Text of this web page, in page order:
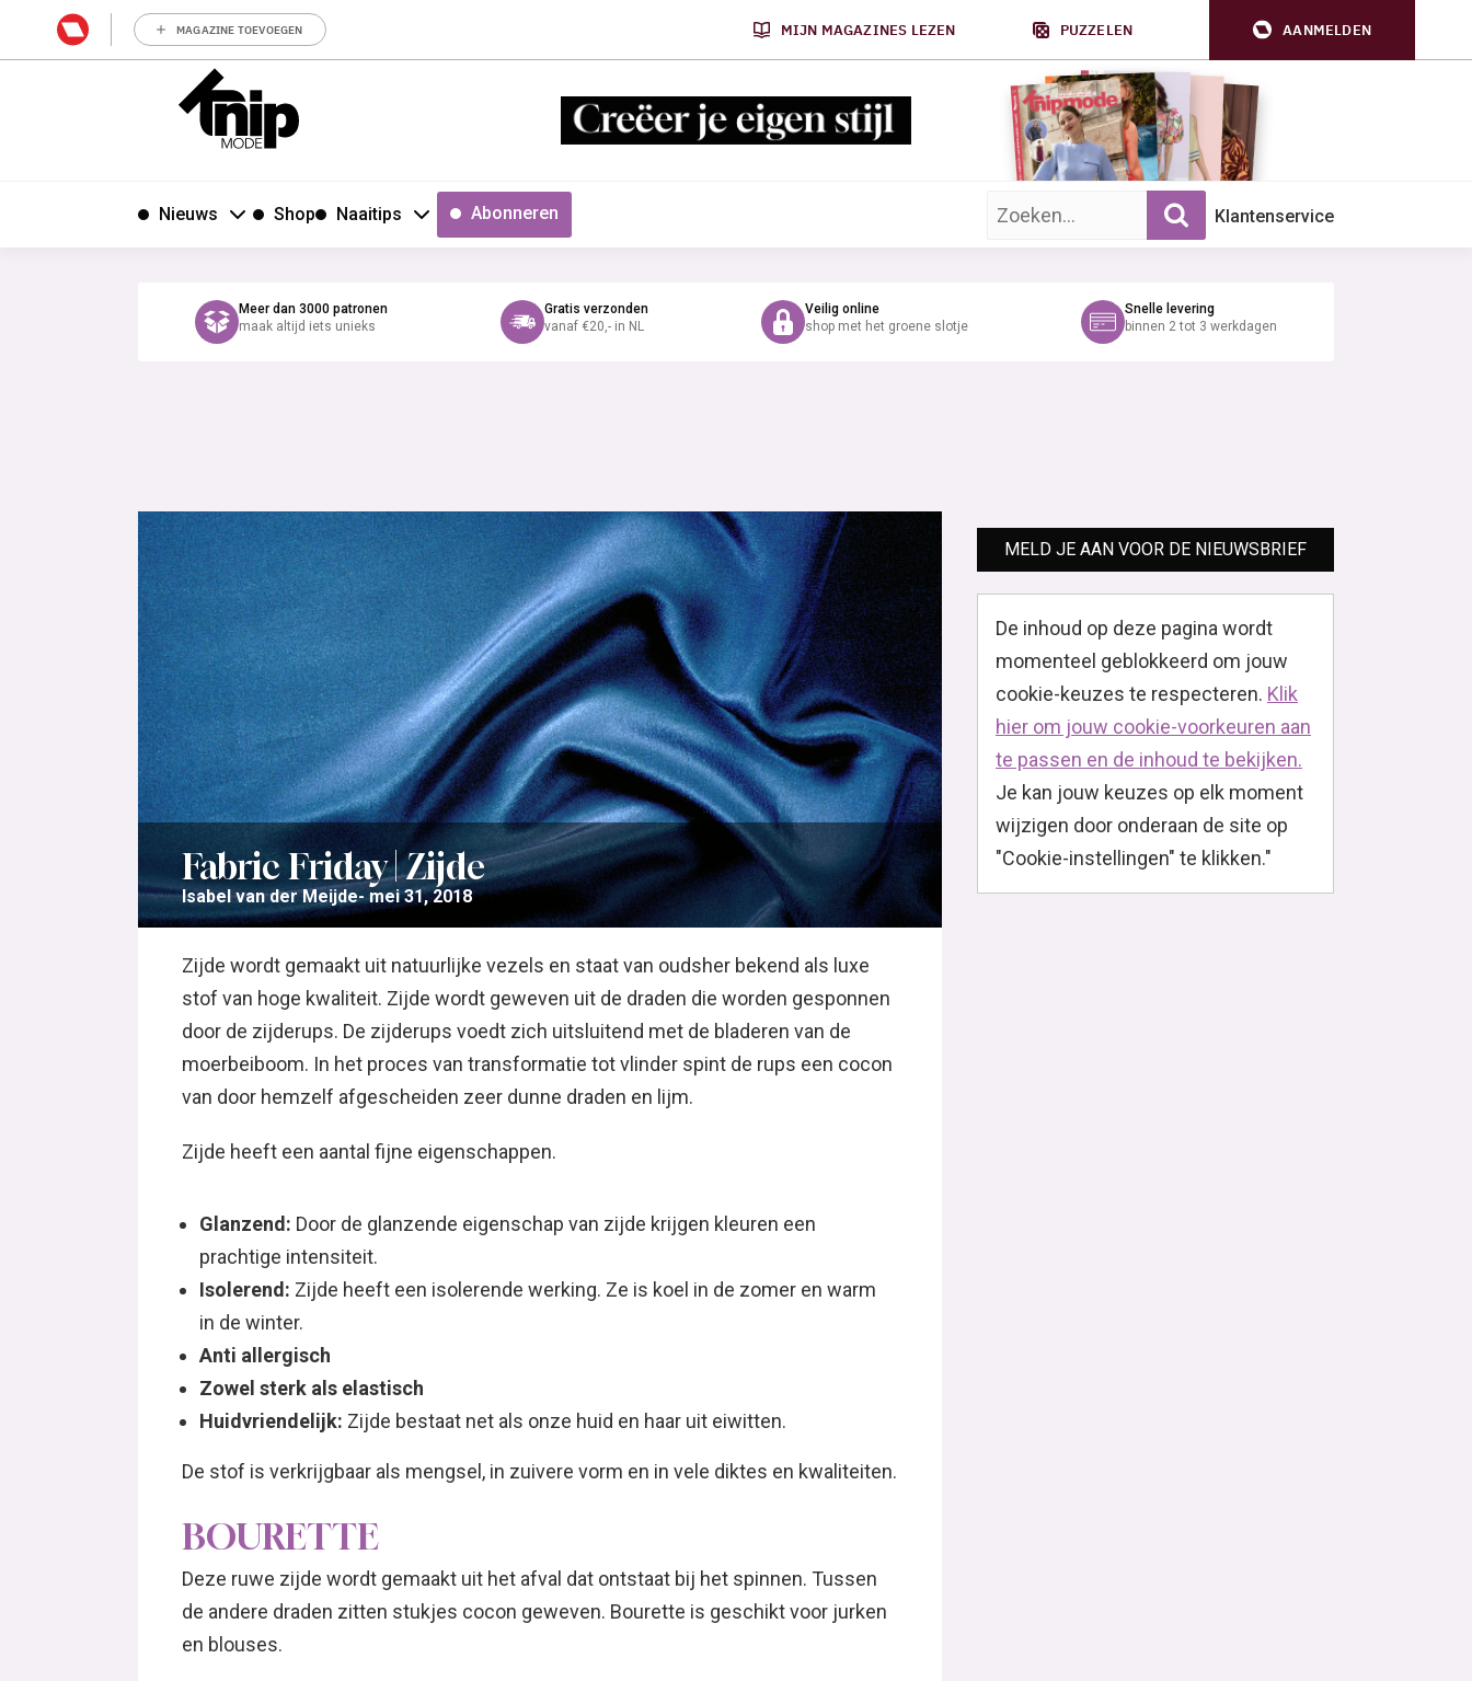
MAGAZINE TOEVOEGEN MIJN MAGAZINES LEZEN PUZZELEN AANMELDEN
Nieuws Shop Naaitips Abonneren Zoek op trefwoord: Klantenservice
Meer dan 3000 patronen
maak altijd iets unieks
Gratis verzonden
vanaf €20,- in NL
Veilig online
shop met het groene slotje
Snelle levering
binnen 2 tot 3 werkdagen
Fabric Friday | Zijde
Isabel van der Meijde mei 31, 2018
Zijde wordt gemaakt uit natuurlijke vezels en staat van oudsher bekend als luxe
stof van hoge kwaliteit. Zijde wordt geweven uit de draden die worden gesponnen
door de zijderups. De zijderups voedt zich uitsluitend met de bladeren van de
moerbeiboom. In het proces van transformatie tot vlinder spint de rups een cocon
van door hemzelf afgescheiden zeer dunne draden en lijm.
Zijde heeft een aantal fijne eigenschappen.
Glanzend: Door de glanzende eigenschap van zijde krijgen kleuren een
prachtige intensiteit.
Isolerend: Zijde heeft een isolerende werking. Ze is koel in de zomer en warm
in de winter.
Anti allergisch
Zowel sterk als elastisch
Huidvriendelijk: Zijde bestaat net als onze huid en haar uit eiwitten.
De stof is verkrijgbaar als mengsel, in zuivere vorm en in vele diktes en kwaliteiten.
BOURETTE
Deze ruwe zijde wordt gemaakt uit het afval dat ontstaat bij het spinnen. Tussen
de andere draden zitten stukjes cocon geweven. Bourette is geschikt voor jurken
en blouses.
MELD JE AAN VOOR DE NIEUWSBRIEF
De inhoud op deze pagina wordt
momenteel geblokkeerd om jouw
cookie-keuzes te respecteren. Klik
hier om jouw cookie-voorkeuren aan
te passen en de inhoud te bekijken.
Je kan jouw keuzes op elk moment
wijzigen door onderaan de site op
"Cookie-instellingen" te klikken."